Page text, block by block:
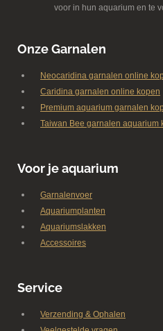
voor in hun aquarium en te
Onze Garnalen
Neocaridina garnalen online
Caridina garnalen online kopen
Premium aquarium garnalen
Taiwan Bee garnalen aquarium
Voor je aquarium
Garnalenvoer
Aquariumplanten
Aquariumslakken
Accessoires
Service
Verzending & Ophalen